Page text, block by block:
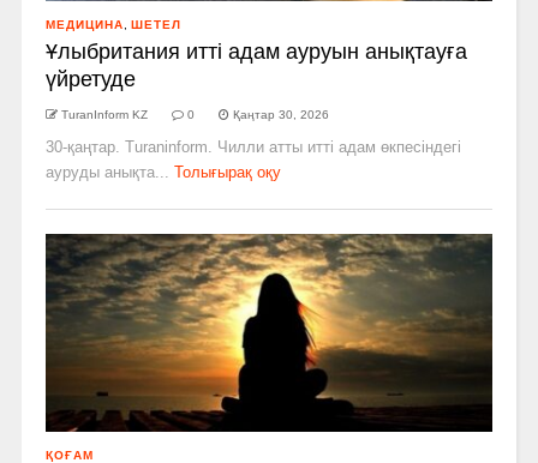
МЕДИЦИНА ШЕТЕЛ
Ұлыбритания итті адам ауруын анықтауға
үйретуде
TuranInform KZ 0 Қаңтар 30, 2026
30-қаңтар. Turaninform. Чилли атты итті адам өкпесіндегі
ауруды анықта...
Толығырақ оқу
ҚОҒАМ